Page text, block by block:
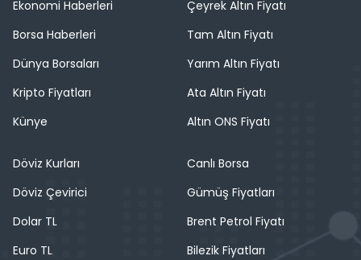
Ekonomi Haberleri
Borsa Haberleri
Dünya Borsaları
Kripto Fiyatları
Künye
Çeyrek Altın Fiyatı
Tam Altın Fiyatı
Yarım Altın Fiyatı
Ata Altın Fiyatı
Altın ONS Fiyatı
Döviz Kurları
Döviz Çevirici
Dolar TL
Euro TL
Canlı Borsa
Gümüş Fiyatları
Brent Petrol Fiyatı
Bilezik Fiyatları